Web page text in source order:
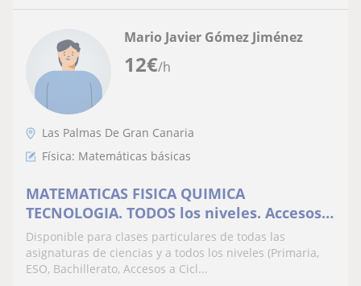
12€/h
Mario Javier Gómez Jiménez
Las Palmas De Gran Canaria
Física: Matemáticas básicas
MATEMATICAS FISICA QUIMICA
TECNOLOGIA. TODOS los niveles. Accesos
universidad y ciclos
Disponible para clases particulares de todas las
asignaturas de ciencias y a todos los niveles (Primaria,
ESO, Bachillerato, Accesos a Cicl...